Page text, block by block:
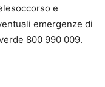
e
emergenze di
800 990 009.